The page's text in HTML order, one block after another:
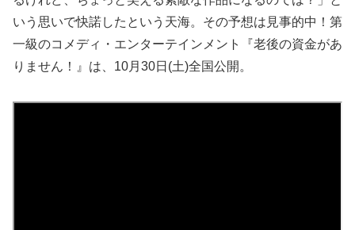
いう思いで快諾したという天海。その予想は見事的中！第
一級のコメディ・エンターテインメント『老後の資金があ
りません！』は、10月30日(土)全国公開。